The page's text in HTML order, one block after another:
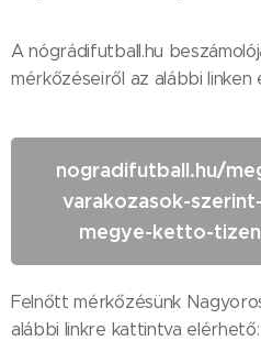
A nógrádifutball.hu
mérkőzéseiről az alábbi linken
nogradifutball.hu/
varakozasok-
megye-ketto-
Felnőtt mérkőzésünk
alábbi linkre kattintva elérhető: